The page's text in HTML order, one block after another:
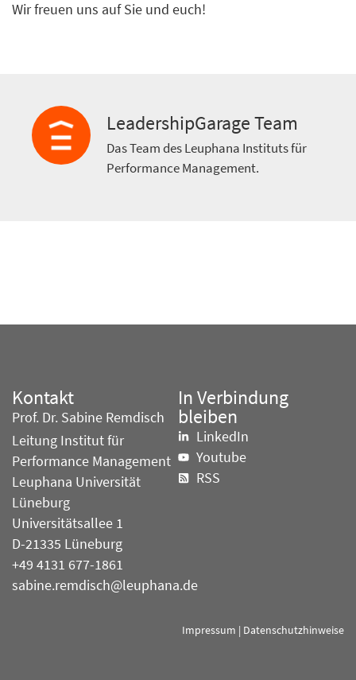
Wir freuen uns auf Sie und euch!
LeadershipGarage Team
Das Team des Leuphana Instituts für
Performance Management.
Kontakt
Prof. Dr. Sabine Remdisch
Leitung Institut für
Performance Management
Leuphana Universität
Lüneburg
Universitätsallee 1
D-21335 Lüneburg
+49 4131 677-1861
sabine.remdisch@leuphana.de
In Verbindung
bleiben
LinkedIn
Youtube
RSS
Impressum | Datenschutzhinweise